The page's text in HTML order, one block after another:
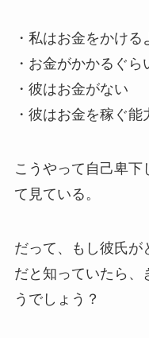
・私はお金をかけ
・お金がかかるぐ
・彼はお金がない
・彼はお金を稼ぐ能
こうやって自己卑下
て見ている。
だって、もし彼氏が
だと知っていたら、
うでしょう？